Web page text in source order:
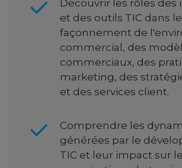
Découvrir les rôles
et des outils TIC dans le
façonnement de
commercial, des
commerciaux, des
marketing, des
et des services client.
Comprendre les
générées par le
TIC et leur impact sur